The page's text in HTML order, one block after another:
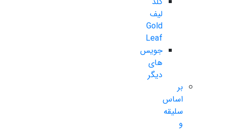
لیف
Gold
Leaf
جویس
های
دیگر
بر
اساس
سلیقه
و